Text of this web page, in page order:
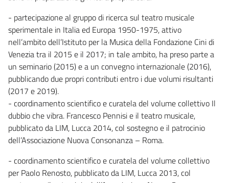
- partecipazione al gruppo di ricerca sul teatro musicale
sperimentale in Italia ed Europa 1950-1975, attivo
nell’ambito dell’Istituto per la Musica della Fondazione Cini di
Venezia tra il 2015 e il 2017; in tale ambito, ha preso parte a
un seminario (2015) e a un convegno internazionale (2016),
pubblicando due propri contributi entro i due volumi risultanti
(2017 e 2019).
- coordinamento scientifico e curatela del volume collettivo Il
dubbio che vibra. Francesco Pennisi e il teatro musicale,
pubblicato da LIM, Lucca 2014, col sostegno e il patrocinio
dell’Associazione Nuova Consonanza – Roma.
- coordinamento scientifico e curatela del volume collettivo
per Paolo Renosto, pubblicato da LIM, Lucca 2013, col